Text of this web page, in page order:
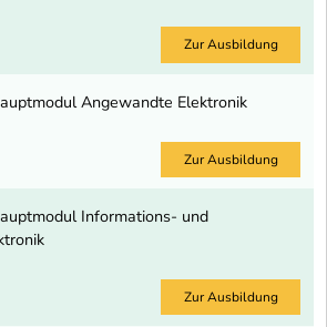
Zur Ausbildung
Angewandte Elektronik
Zur Ausbildung
Informations- und
Zur Ausbildung